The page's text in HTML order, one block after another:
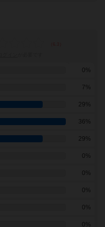
0%
7%
29%
36%
29%
0%
0%
0%
0%
0%